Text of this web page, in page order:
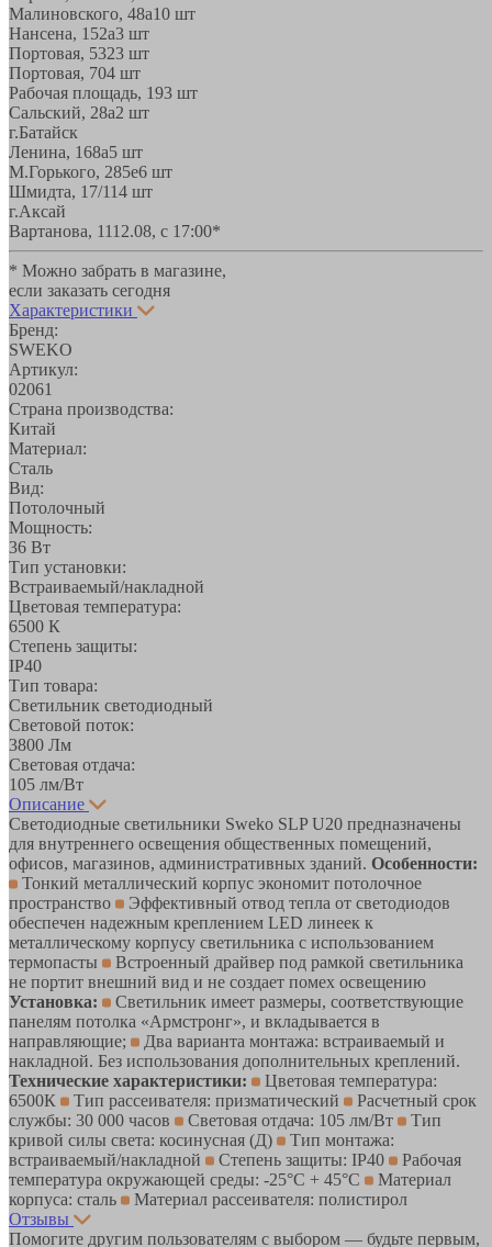
Малиновского, 48а10 шт
Нансена, 152а3 шт
Портовая, 5323 шт
Портовая, 704 шт
Рабочая площадь, 193 шт
Сальский, 28a2 шт
г.Батайск
Ленина, 168а5 шт
М.Горького, 285е6 шт
Шмидта, 17/114 шт
г.Аксай
Вартанова, 1112.08, с 17:00*
* Можно забрать в магазине,
если заказать сегодня
Характеристики
Бренд:
SWEKO
Артикул:
02061
Страна производства:
Китай
Материал:
Сталь
Вид:
Потолочный
Мощность:
36 Вт
Тип установки:
Встраиваемый/накладной
Цветовая температура:
6500 К
Степень защиты:
IP40
Тип товара:
Светильник светодиодный
Световой поток:
3800 Лм
Световая отдача:
105 лм/Вт
Описание
Светодиодные светильники Sweko SLP U20 предназначены
для внутреннего освещения общественных помещений,
офисов, магазинов, административных зданий. Особенности:
Тонкий металлический корпус экономит потолочное
пространство
Эффективный отвод тепла от светодиодов
обеспечен надежным креплением LED линеек к
металлическому корпусу светильника с использованием
термопасты
Встроенный драйвер под рамкой светильника
не портит внешний вид и не создает помех освещению
Установка:
Светильник имеет размеры, соответствующие
панелям потолка «Армстронг», и вкладывается в
направляющие;
Два варианта монтажа: встраиваемый и
накладной. Без использования дополнительных креплений.
Технические характеристики:
Цветовая температура:
6500К
Тип рассеивателя: призматический
Расчетный срок
службы: 30 000 часов
Световая отдача: 105 лм/Вт
Тип
кривой силы света: косинусная (Д)
Тип монтажа:
встраиваемый/накладной
Степень защиты: IP40
Рабочая
температура окружающей среды: -25°С + 45°С
Материал
корпуса: сталь
Материал рассеивателя: полистирол
Отзывы
Помогите другим пользователям с выбором — будьте первым,